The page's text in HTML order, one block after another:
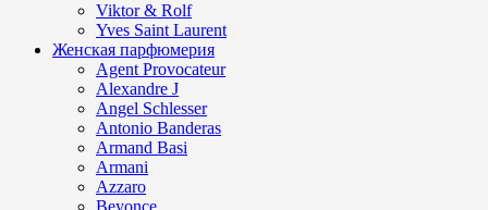
Viktor & Rolf
Yves Saint Laurent
Женская парфюмерия
Agent Provocateur
Alexandre J
Angel Schlesser
Antonio Banderas
Armand Basi
Armani
Azzaro